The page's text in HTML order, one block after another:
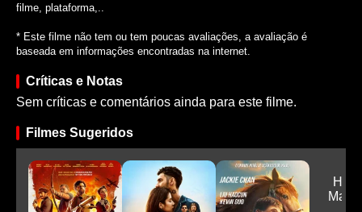
filme, plataforma,..
* Este filme não tem ou tem poucas avaliações, a avaliação é
baseada em informações encontradas na internet.
Críticas e Notas
Sem críticas e comentários ainda para este filme.
Filmes Sugeridos